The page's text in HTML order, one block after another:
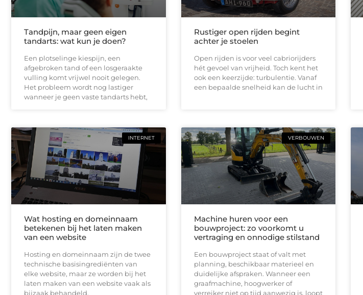
Tandpijn, maar geen eigen
tandarts: wat kun je doen?
Een plotselinge kiespijn, een
afgebroken tand of een losgeraakte
vulling komt vrijwel nooit gelegen.
Het probleem wordt nog lastiger
wanneer je geen vaste tandarts hebt,
Rustiger open rijden begint
achter je stoelen
Open rijden is voor veel cabriorijders
hét gevoel van vrijheid. Toch kent het
ook een keerzijde: turbulentie. Vanaf
een bepaalde snelheid kan de lucht in
INTERNET
Wat hosting en domeinnaam
betekenen bij het laten maken
van een website
Hosting en domeinnaam zijn de twee
technische basisingrediënten van
elke website, maar ze worden bij het
laten maken van een website vaak als
bijzaak behandeld.
VERBOUWEN
Machine huren voor een
bouwproject: zo voorkomt u
vertraging en onnodige stilstand
Een bouwproject staat of valt met
planning, beschikbaar materieel en
duidelijke afspraken. Wanneer een
graafmachine, hoogwerker of
verreiker niet op tijd aanwezig is, loopt